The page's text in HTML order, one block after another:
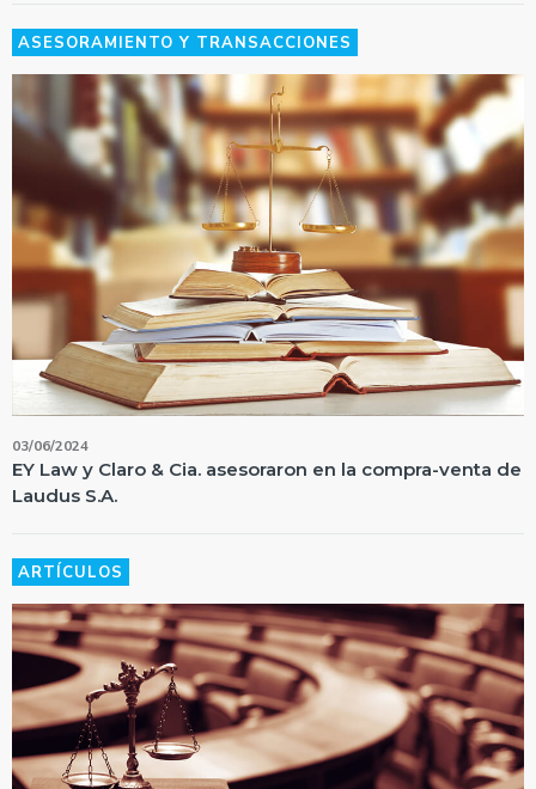
ASESORAMIENTO Y TRANSACCIONES
03/06/2024
EY Law y Claro & Cia. asesoraron en la compra-venta de
Laudus S.A.
ARTÍCULOS